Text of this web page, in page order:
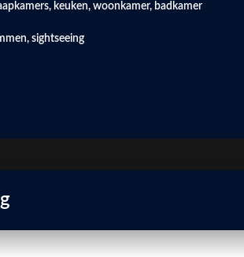
keuken, woonkamer, badkamer
sightseeing